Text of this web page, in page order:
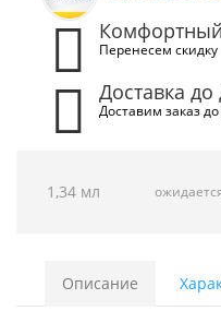
Перенесем скидку
Доставка до
Доставим заказ
1,34 мл
Описание